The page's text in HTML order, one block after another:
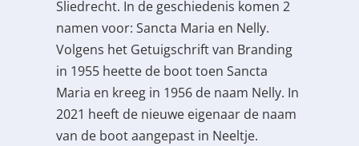
Sliedrecht. In de geschiedenis komen 2
namen voor: Sancta Maria en Nelly.
Volgens het Getuigschrift van Branding
in 1955 heette de boot toen Sancta
Maria en kreeg in 1956 de naam Nelly. In
2021 heeft de nieuwe eigenaar de naam
van de boot aangepast in Neeltje.